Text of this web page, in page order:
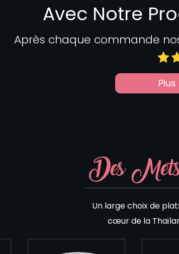
Avec Notre
Après chaque commande
Des
Un large choix de
cœur de la